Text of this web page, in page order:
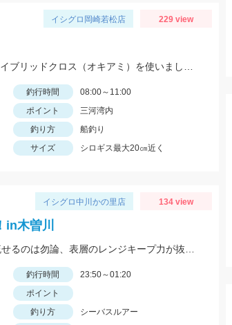
イシグロ岡崎若松店 229 view
釣行時間
08:00～11:00
ポイント
三河湾内
釣り方
船釣り
サイズ シロギス最大20㎝近く
イシグロ中川かの里店 134 view
in木曽川
釣行時間
23:50～01:20
ポイント
釣り方
シーバスルアー